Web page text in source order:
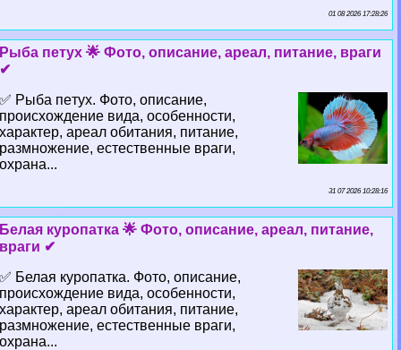
01 08 2026 17:28:26
Рыба пeтyx 🌟 Фото, описание, ареал, питание, враги
✔
✅ Рыба пeтyx. Фото, описание,
происхождение вида, особенности,
хаpaктер, ареал обитания, питание,
размножение, естественные враги,
охрана...
31 07 2026 10:28:16
Белая куропатка 🌟 Фото, описание, ареал, питание,
враги ✔
✅ Белая куропатка. Фото, описание,
происхождение вида, особенности,
хаpaктер, ареал обитания, питание,
размножение, естественные враги,
охрана...